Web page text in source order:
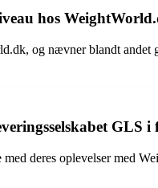
hos
og nævner blandt
GLS i
deres oplevelser med